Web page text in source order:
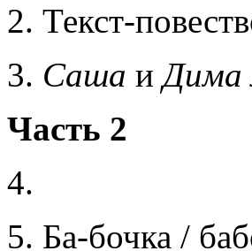
2. Текст-
3. Саша иДима
Часть 2
4.
5. Ба-бочка /